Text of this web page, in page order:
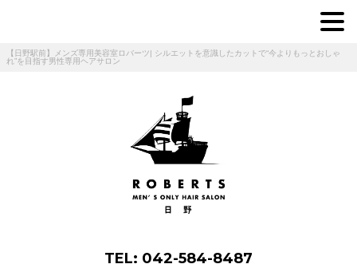
【日野駅前】メンズ専用美容室ロバーツ| シルエットを意識したカットで“今よりもっとおしゃ
れ”を目指す男性専用ヘアサロン
TEL: 042-584-8487